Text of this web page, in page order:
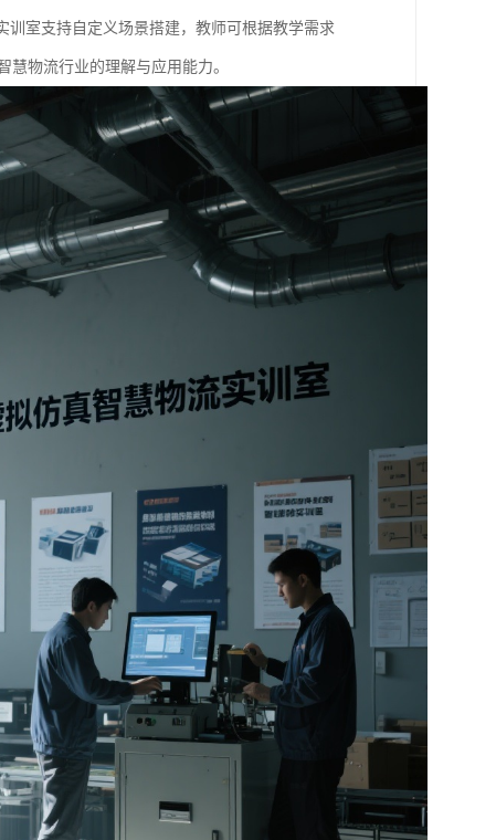
室支持自定义场景搭建，教师可根据教学需求
物流行业的理解与应用能力。